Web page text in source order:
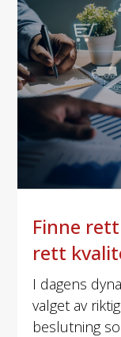
Finne
rett
I dagens
valget av
beslutning